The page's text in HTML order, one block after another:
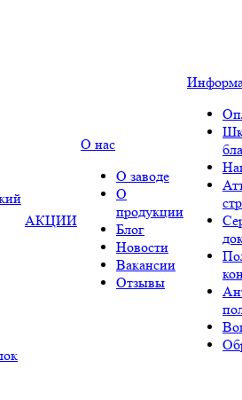
АКЦИИ
О нас
О заводе
О
продукции
Блог
Новости
Вакансии
Отзывы